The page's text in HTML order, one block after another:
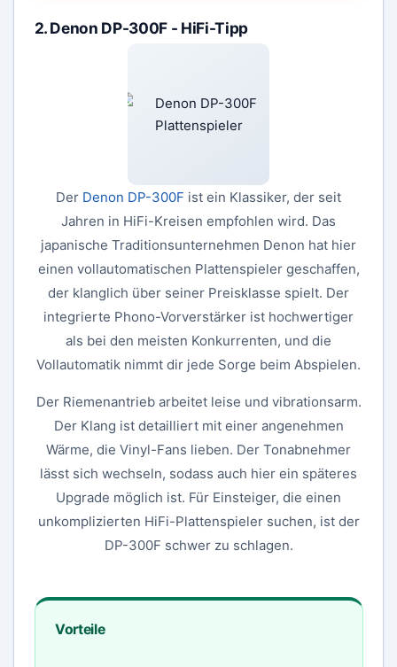
2. Denon DP-300F - HiFi-Tipp
Der Denon DP-300F ist ein Klassiker, der seit
Jahren in HiFi-Kreisen empfohlen wird. Das
japanische Traditionsunternehmen Denon hat hier
einen vollautomatischen Plattenspieler geschaffen,
der klanglich über seiner Preisklasse spielt. Der
integrierte Phono-Vorverstärker ist hochwertiger
als bei den meisten Konkurrenten, und die
Vollautomatik nimmt dir jede Sorge beim Abspielen.
Der Riemenantrieb arbeitet leise und vibrationsarm.
Der Klang ist detailliert mit einer angenehmen
Wärme, die Vinyl-Fans lieben. Der Tonabnehmer
lässt sich wechseln, sodass auch hier ein späteres
Upgrade möglich ist. Für Einsteiger, die einen
unkomplizierten HiFi-Plattenspieler suchen, ist der
DP-300F schwer zu schlagen.
Vorteile